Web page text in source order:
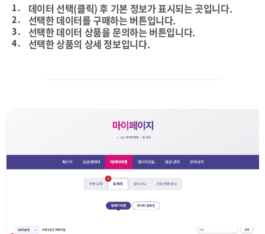
1 . 데이터 선택(클릭) 후 기본 정보가 표시되는 곳입니다.
2 . 선택한 데이터를 구매하는 버튼입니다.
3 . 선택한 데이터 상품을 문의하는 버튼입니다.
4 . 선택한 상품의 상세 정보입니다.